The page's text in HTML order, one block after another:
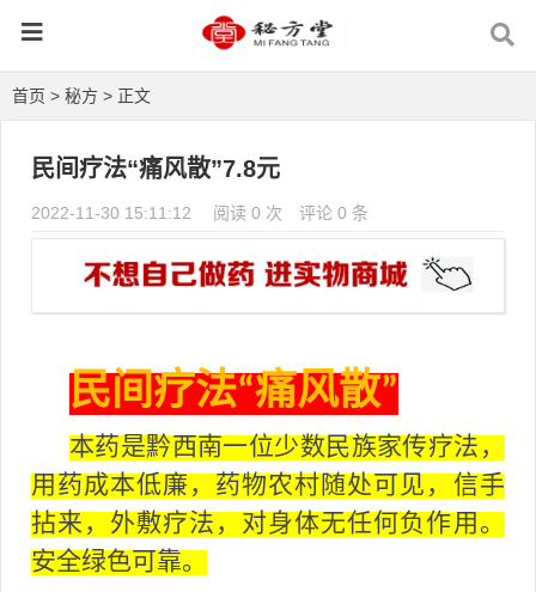
首页 > 秘方 > 正文
民间疗法“痛风散”7.8元
2022-11-30 15:11:12 阅读 0 次 评论 0 条
民间疗法“痛风散”
本药是黔西南一位少数民族家传疗法，
用药成本低廉，药物农村随处可见，信手
拈来，外敷疗法，对身体无任何负作用。
安全绿色可靠。